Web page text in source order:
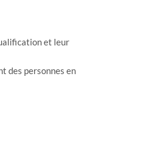
et leur
des personnes en